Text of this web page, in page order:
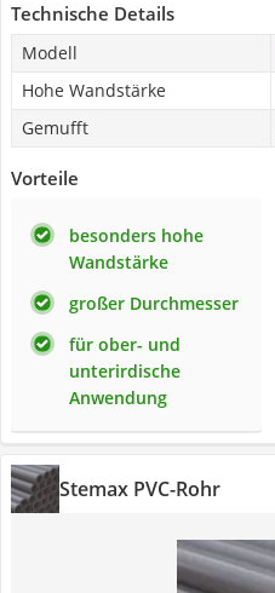
Technische Details
Modell
Hohe Wandstärke
Gemufft
Vorteile
besonders hohe
Wandstärke
großer Durchmesser
für ober- und
unterirdische
Anwendung
Stemax PVC-Rohr